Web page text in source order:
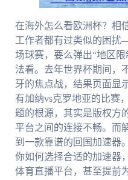
在海外怎么看欧洲杯？相
工作者都有过类似的困
场球赛，要么弹出“地区
法看。去年世界杯期间，
牙的焦点战，结果页面显
有加纳vs克罗地亚的比赛
题的根源，其实是版权方
平台之间的连接不畅。而
到一款靠谱的回国加速器
你如何选择合适的加速器
体育直播平台，甚至提前